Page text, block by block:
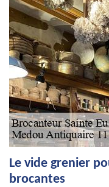
Le vide grenier
brocantes